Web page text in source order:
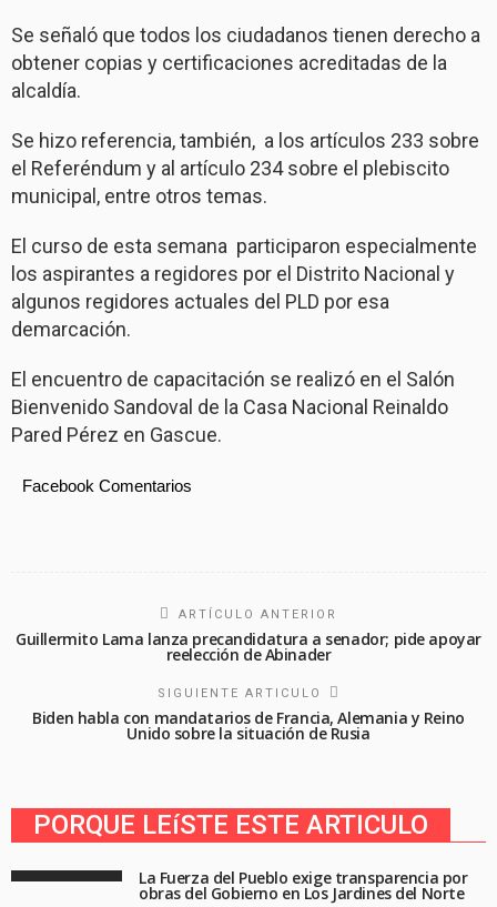
Se señaló que todos los ciudadanos tienen derecho a
obtener copias y certificaciones acreditadas de la
alcaldía.
Se hizo referencia, también, a los artículos 233 sobre
el Referéndum y al artículo 234 sobre el plebiscito
municipal, entre otros temas.
El curso de esta semana participaron especialmente
los aspirantes a regidores por el Distrito Nacional y
algunos regidores actuales del PLD por esa
demarcación.
El encuentro de capacitación se realizó en el Salón
Bienvenido Sandoval de la Casa Nacional Reinaldo
Pared Pérez en Gascue.
Facebook Comentarios
ARTÍCULO ANTERIOR
Guillermito Lama lanza precandidatura a senador; pide apoyar
reelección de Abinader
SIGUIENTE ARTICULO
Biden habla con mandatarios de Francia, Alemania y Reino
Unido sobre la situación de Rusia
PORQUE LEíSTE ESTE ARTICULO
La Fuerza del Pueblo exige transparencia por
obras del Gobierno en Los Jardines del Norte